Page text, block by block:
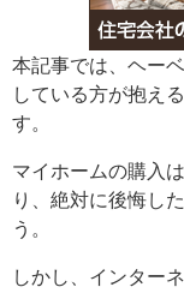
本記事では、ヘー
している方が抱え
す。
マイホームの購入
り、絶対に後悔し
う。
しかし、インター